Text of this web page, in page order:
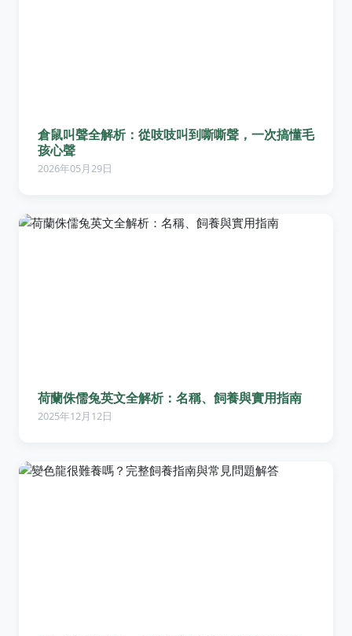
倉鼠叫聲全解析：從吱吱叫到嘶嘶聲，一次搞懂毛
孩心聲
2026年05月29日
荷蘭侏儒兔英文全解析：名稱、飼養與實用指南
2025年12月12日